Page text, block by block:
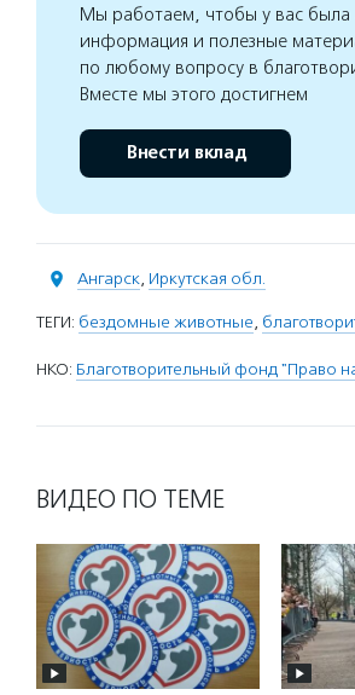
Мы работаем, чтобы у вас была
информация и полезные
по любому вопросу в
Вместе мы этого достигнем
Внести вклад
Ангарск, Иркутская обл.
ТЕГИ: бездомные животные,
НКО: Благотворительный фонд "Право
ВИДЕО ПО ТЕМЕ